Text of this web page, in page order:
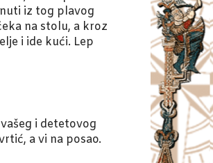
iz tog plavog
na stolu, a kroz
i ide kući. Lep
i detetovog
a vi na posao.